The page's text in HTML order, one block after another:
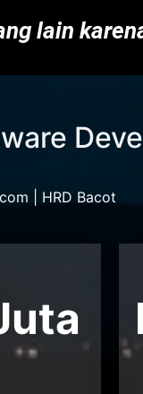
lain
| HRD Bacot